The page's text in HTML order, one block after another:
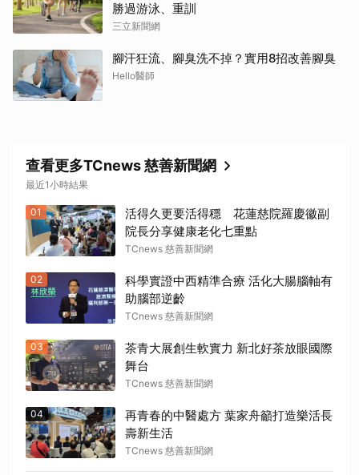
勝過游泳、重訓
三立新聞網
腳汗狂流、腳臭洗不掉？實用8招改善腳臭
Hello醫師
查看更多TCnews 慈善新聞網
最近1小時結果
01
活得久更要活得穩 花蓮慈院羅慶徽副
院長分享健康老化七重點
TCnews 慈善新聞網
02
科學實證中西精準合療 活化大腸腦軸有
助腦部逆齡
TCnews 慈善新聞網
03
茶青大展創生軟實力 新北好茶放眼國際
舞台
TCnews 慈善新聞網
04
再青春的中醫處方 葉家舟籲打造樂活長
壽新生活
TCnews 慈善新聞網